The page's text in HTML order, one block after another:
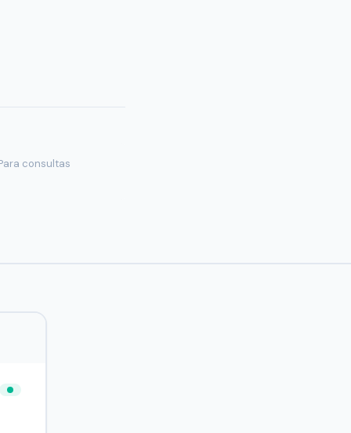
consultas